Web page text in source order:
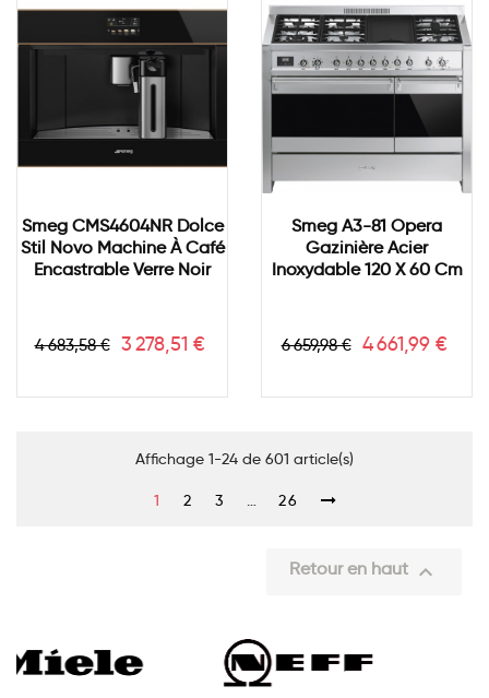
Smeg CMS4604NR Dolce
Stil Novo Machine À Café
Encastrable Verre Noir
Prix
4 683,58 € Prix
3 278,51 €
Smeg A3-81 Opera
Gazinière Acier
Inoxydable 120 X 60 Cm
Prix
6 659,98 € Prix
4 661,99 €
Affichage 1-24 de 601 article(s)
1 2 3 … 26
Retour en haut 